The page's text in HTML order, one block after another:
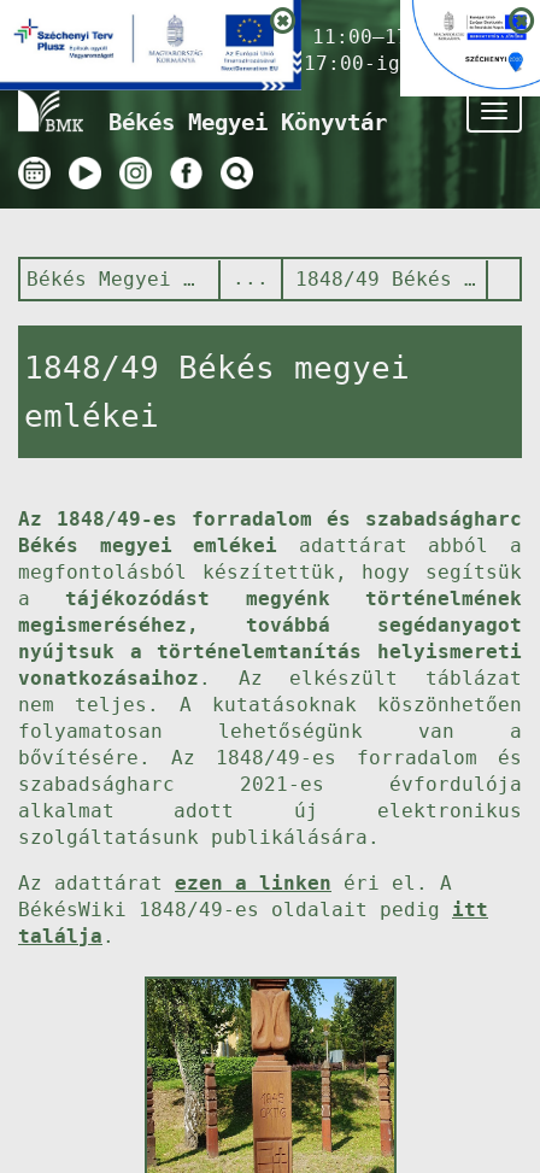
Nyitvatartás ma:11:00–17:00
(Gyermekkönyvtár 17:00-ig)
Békés Megyei Könyvtár
Békés Megyei Könyvtár 1848/49 Békés megyei emlékei
1848/49 Békés megyei
emlékei
Az 1848/49-es forradalom és szabadságharc
Békés megyei emlékei adattárat abból a
megfontolásból készítettük, hogy segítsük
a tájékozódást megyénk történelmének
megismeréséhez, továbbá segédanyagot
nyújtsuk a történelemtanítás helyismereti
vonatkozásaihoz . Az elkészült táblázat
nem teljes. A kutatásoknak köszönhetően
folyamatosan lehetőségünk van a
bővítésére. Az 1848/49-es forradalom és
szabadságharc 2021-es évfordulója
alkalmat adott új elektronikus
szolgáltatásunk publikálására.
Az adattárat ezen a linken éri el. A
BékésWiki 1848/49-es oldalait pedig itt
találja .